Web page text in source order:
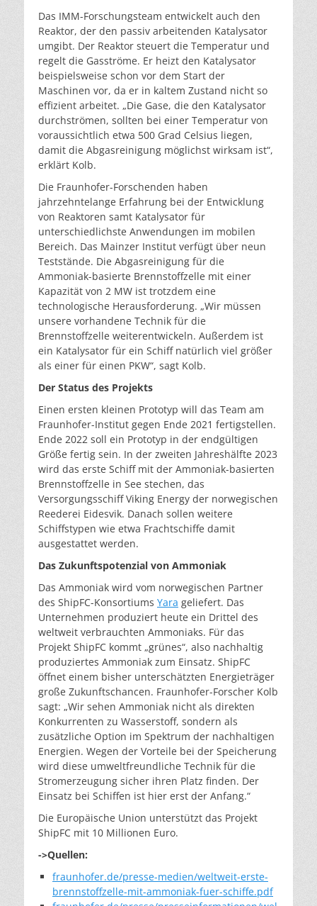
Das IMM-Forschungsteam entwickelt auch den
Reaktor, der den passiv arbeitenden Katalysator
umgibt. Der Reaktor steuert die Temperatur und
regelt die Gasströme. Er heizt den Katalysator
beispielsweise schon vor dem Start der
Maschinen vor, da er in kaltem Zustand nicht so
effizient arbeitet. „Die Gase, die den Katalysator
durchströmen, sollten bei einer Temperatur von
voraussichtlich etwa 500 Grad Celsius liegen,
damit die Abgasreinigung möglichst wirksam ist“,
erklärt Kolb.
Die Fraunhofer-Forschenden haben
jahrzehntelange Erfahrung bei der Entwicklung
von Reaktoren samt Katalysator für
unterschiedlichste Anwendungen im mobilen
Bereich. Das Mainzer Institut verfügt über neun
Teststände. Die Abgasreinigung für die
Ammoniak-basierte Brennstoffzelle mit einer
Kapazität von 2 MW ist trotzdem eine
technologische Herausforderung. „Wir müssen
unsere vorhandene Technik für die
Brennstoffzelle weiterentwickeln. Außerdem ist
ein Katalysator für ein Schiff natürlich viel größer
als einer für einen PKW“, sagt Kolb.
Der Status des Projekts
Einen ersten kleinen Prototyp will das Team am
Fraunhofer-Institut gegen Ende 2021 fertigstellen.
Ende 2022 soll ein Prototyp in der endgültigen
Größe fertig sein. In der zweiten Jahreshälfte 2023
wird das erste Schiff mit der Ammoniak-basierten
Brennstoffzelle in See stechen, das
Versorgungsschiff Viking Energy der norwegischen
Reederei Eidesvik. Danach sollen weitere
Schiffstypen wie etwa Frachtschiffe damit
ausgestattet werden.
Das Zukunftspotenzial von Ammoniak
Das Ammoniak wird vom norwegischen Partner
des ShipFC-Konsortiums Yara geliefert. Das
Unternehmen produziert heute ein Drittel des
weltweit verbrauchten Ammoniaks. Für das
Projekt ShipFC kommt „grünes“, also nachhaltig
produziertes Ammoniak zum Einsatz. ShipFC
öffnet einem bisher unterschätzten Energieträger
große Zukunftschancen. Fraunhofer-Forscher Kolb
sagt: „Wir sehen Ammoniak nicht als direkten
Konkurrenten zu Wasserstoff, sondern als
zusätzliche Option im Spektrum der nachhaltigen
Energien. Wegen der Vorteile bei der Speicherung
wird diese umweltfreundliche Technik für die
Stromerzeugung sicher ihren Platz finden. Der
Einsatz bei Schiffen ist hier erst der Anfang.“
Die Europäische Union unterstützt das Projekt
ShipFC mit 10 Millionen Euro.
->Quellen:
fraunhofer.de/presse-medien/weltweit-erste-
brennstoffzelle-mit-ammoniak-fuer-schiffe.pdf